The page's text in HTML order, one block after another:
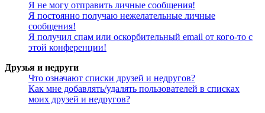
Я не могу отправить личные сообщения!
Я постоянно получаю нежелательные личные
сообщения!
Я получил спам или оскорбительный email от кого-то с
этой конференции!
Друзья и недруги
Что означают списки друзей и недругов?
Как мне добавлять/удалять пользователей в списках
моих друзей и недругов?